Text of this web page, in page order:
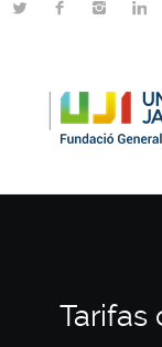
Tarifas